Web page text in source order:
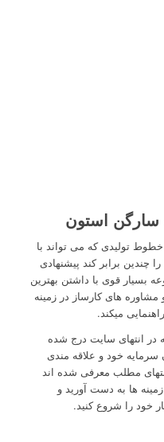
استون
تولیدی که می تواند با
برابر کند پیشنهادی
بسیار قوی با داشتن بهترین
های کارساز در زمینه
میکند.
در انتهای سایت درج شده
خود و علاقه مندی
مطلب معرفی شده اند
ها به دست آورید و
خود را شروع کنید.